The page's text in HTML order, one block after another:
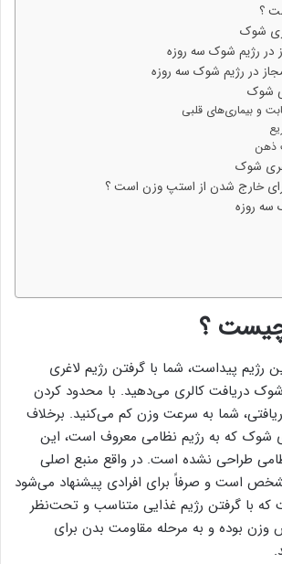
؟
شوک
در رژیم شوک سه روزه
در رژیم شوک سه روزه
شوک
شوک
خارج شدن از استپ وزن است ؟
سه روزه
؟
رژیم پیداست، شما با گرفتن رژیم لاغری
دریافت کالری می‌دهید. با محدود کردن
شما به سرعت وزن کم می‌کنید. برخلاف
شوک که به رژیم نظامی معروف است، این
طراحی نشده است. در واقع منبع اصلی
است و صرفاً برای افرادی پیشنهاد می‌شود
با گرفتن رژیم غذایی متناسب و تحت‌نظر
بوده و به مرحله مقاومت بدن برای